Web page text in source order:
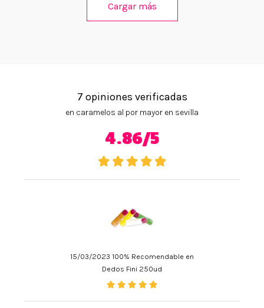
Cargar más
7 opiniones verificadas
en caramelos al por mayor en sevilla
4.86/5
15/03/2023 100% Recomendable en
Dedos Fini 250ud